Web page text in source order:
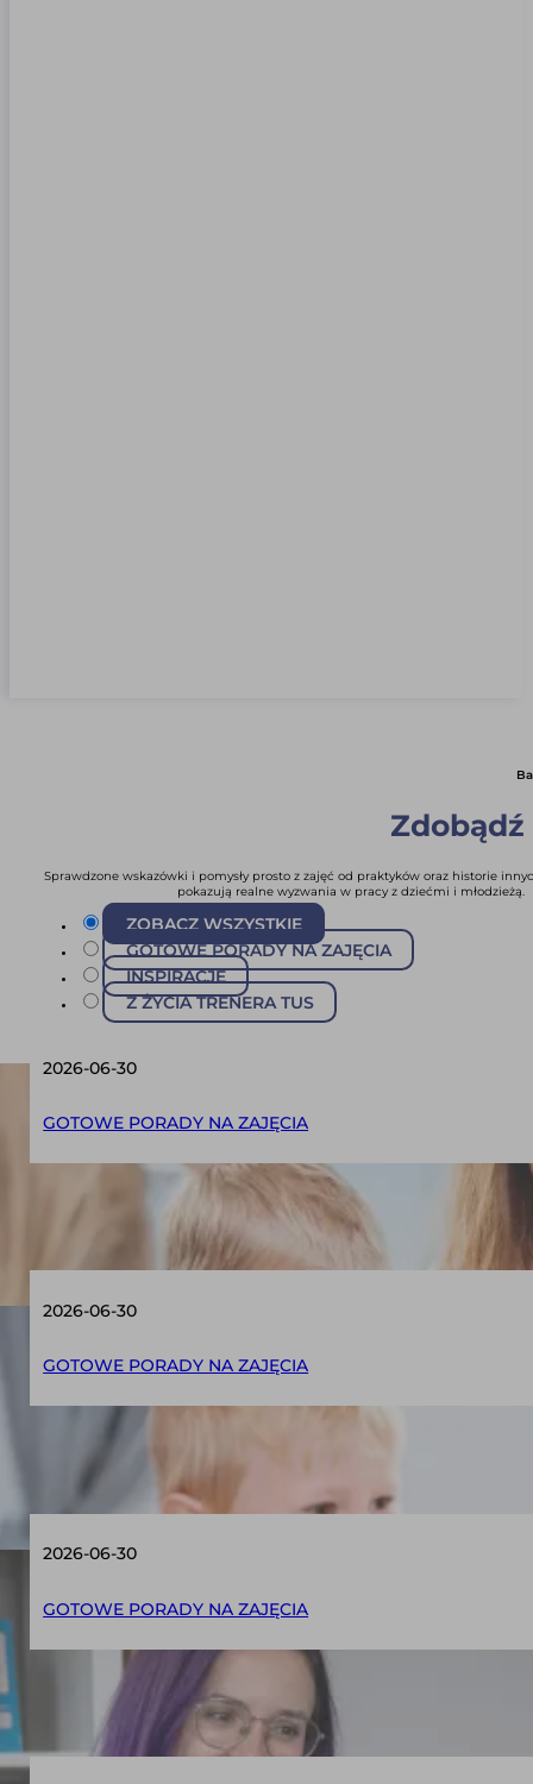
Sprawdzone wskazówki i pomysły prosto z zajęć od praktyków oraz historie
pokazują realne wyzwania w pracy z dziećmi i młodzieżą.
ZOBACZ WSZYSTKIE
GOTOWE PORADY NA ZAJĘCIA
INSPIRACJE
Z ŻYCIA TRENERA TUS
2026-06-30
GOTOWE PORADY NA ZAJĘCIA
TUS dla dzieci z ASD – dlaczego relacja
2026-06-30
GOTOWE PORADY NA ZAJĘCIA
TUS dla dzieci z ADHD – czego naprawdę
2026-06-30
GOTOWE PORADY NA ZAJĘCIA
Trener TUS a wakacje – jak utrzymać